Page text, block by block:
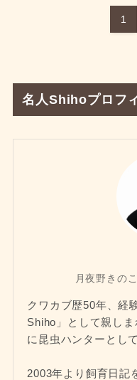
1
名人Shihoプロフ
月夜野きの
クワカブ歴50年、経
Shiho」として親し
に昆虫ハンターとし
2003年より飼育日記